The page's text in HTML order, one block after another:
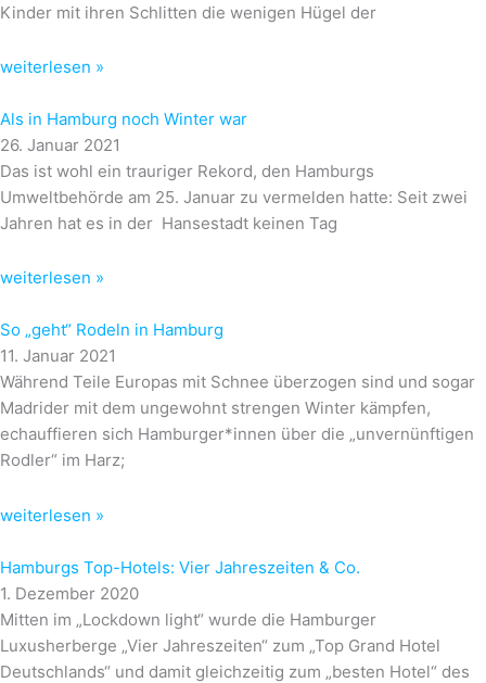
Kinder mit ihren Schlitten die wenigen Hügel der
weiterlesen »
Als in Hamburg noch Winter war
26. Januar 2021
Das ist wohl ein trauriger Rekord, den Hamburgs
Umweltbehörde am 25. Januar zu vermelden hatte: Seit zwei
Jahren hat es in der Hansestadt keinen Tag
weiterlesen »
So „geht“ Rodeln in Hamburg
11. Januar 2021
Während Teile Europas mit Schnee überzogen sind und sogar
Madrider mit dem ungewohnt strengen Winter kämpfen,
echauffieren sich Hamburger*innen über die „unvernünftigen
Rodler“ im Harz;
weiterlesen »
Hamburgs Top-Hotels: Vier Jahreszeiten & Co.
1. Dezember 2020
Mitten im „Lockdown light“ wurde die Hamburger
Luxusherberge „Vier Jahreszeiten“ zum „Top Grand Hotel
Deutschlands“ und damit gleichzeitig zum „besten Hotel“ des